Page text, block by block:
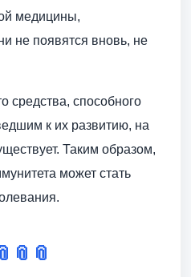
медицины,
не появятся вновь, не
средства, способного
к их развитию, на
Таким образом,
может стать
📎 📎